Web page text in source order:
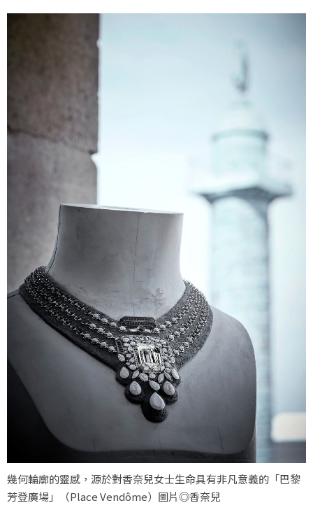
幾何輪廓的靈感，源於對香奈兒女士生命具有非凡意義的「巴黎
芳登廣場」（Place Vendôme）圖片◎香奈兒